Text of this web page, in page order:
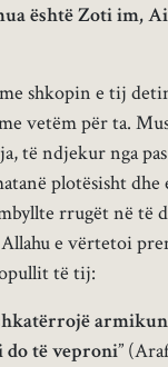
është Zoti im,
shkopin e tij
vetëm për ta.
të ndjekur nga
plotësisht
rrugët në të
e vërtetoi
të tij:
do të veproni”